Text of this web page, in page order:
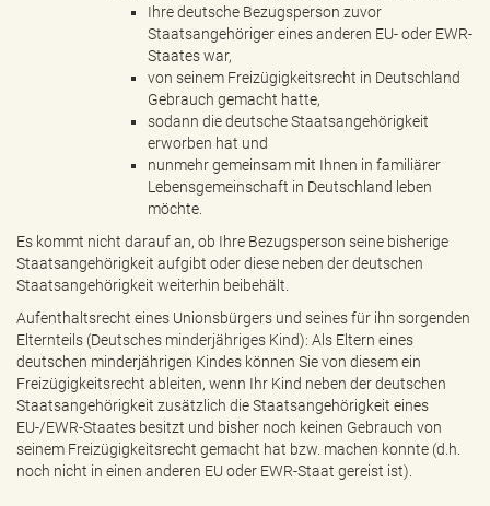
Ihre deutsche Bezugsperson zuvor
Staatsangehöriger eines anderen EU- oder EWR-
Staates war,
von seinem Freizügigkeitsrecht in Deutschland
Gebrauch gemacht hatte,
sodann die deutsche Staatsangehörigkeit
erworben hat und
nunmehr gemeinsam mit Ihnen in familiärer
Lebensgemeinschaft in Deutschland leben
möchte.
Es kommt nicht darauf an, ob Ihre Bezugsperson seine bisherige
Staatsangehörigkeit aufgibt oder diese neben der deutschen
Staatsangehörigkeit weiterhin beibehält.
Aufenthaltsrecht eines Unionsbürgers und seines für ihn sorgenden
Elternteils (Deutsches minderjähriges Kind): Als Eltern eines
deutschen minderjährigen Kindes können Sie von diesem ein
Freizügigkeitsrecht ableiten, wenn Ihr Kind neben der deutschen
Staatsangehörigkeit zusätzlich die Staatsangehörigkeit eines
EU-/EWR-Staates besitzt und bisher noch keinen Gebrauch von
seinem Freizügigkeitsrecht gemacht hat bzw. machen konnte (d.h.
noch nicht in einen anderen EU oder EWR-Staat gereist ist).